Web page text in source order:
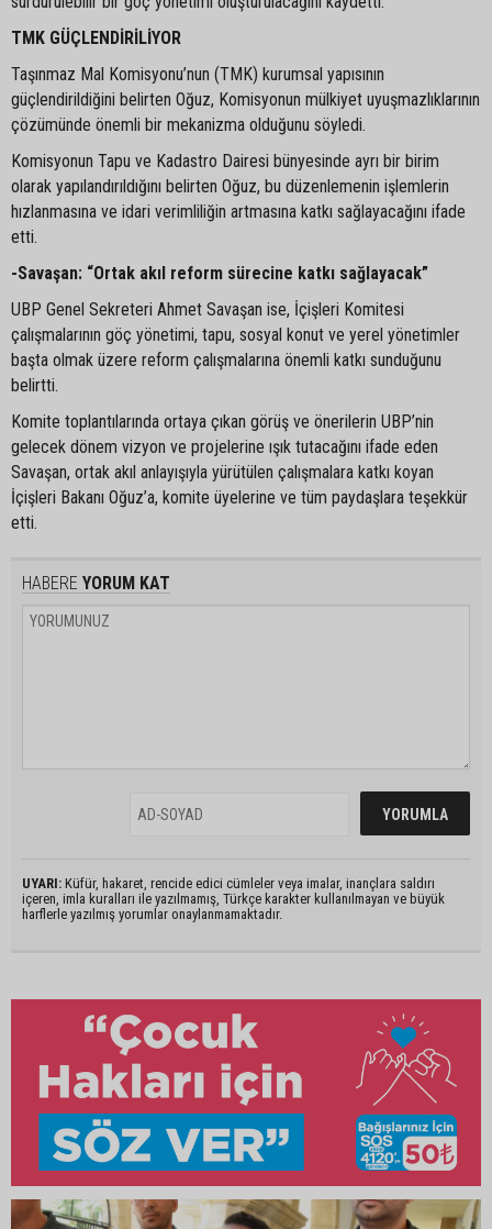
TMK GÜÇLENDİRİLİYOR
Taşınmaz Mal Komisyonu’nun (TMK) kurumsal yapısının
güçlendirildiğini belirten Oğuz, Komisyonun mülkiyet uyuşmazlıklarının
çözümünde önemli bir mekanizma olduğunu söyledi.
Komisyonun Tapu ve Kadastro Dairesi bünyesinde ayrı bir birim
olarak yapılandırıldığını belirten Oğuz, bu düzenlemenin işlemlerin
hızlanmasına ve idari verimliliğin artmasına katkı sağlayacağını ifade
etti.
-Savaşan: “Ortak akıl reform sürecine katkı sağlayacak”
UBP Genel Sekreteri Ahmet Savaşan ise, İçişleri Komitesi
çalışmalarının göç yönetimi, tapu, sosyal konut ve yerel yönetimler
başta olmak üzere reform çalışmalarına önemli katkı sunduğunu
belirtti.
Komite toplantılarında ortaya çıkan görüş ve önerilerin UBP’nin
gelecek dönem vizyon ve projelerine ışık tutacağını ifade eden
Savaşan, ortak akıl anlayışıyla yürütülen çalışmalara katkı koyan
İçişleri Bakanı Oğuz’a, komite üyelerine ve tüm paydaşlara teşekkür
etti.
HABERE YORUM KAT
UYARI: Küfür, hakaret, rencide edici cümleler veya imalar, inançlara saldırı
içeren, imla kuralları ile yazılmamış, Türkçe karakter kullanılmayan ve büyük
harflerle yazılmış yorumlar onaylanmamaktadır.